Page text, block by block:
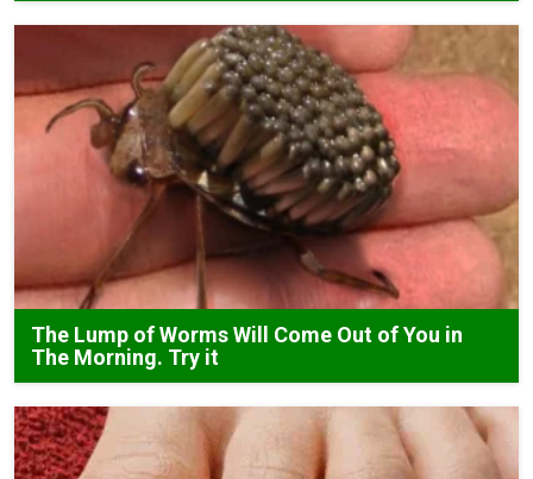
The Lump of Worms Will Come Out of You in
The Morning. Try it